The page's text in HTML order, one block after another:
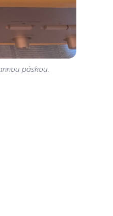
páskou.